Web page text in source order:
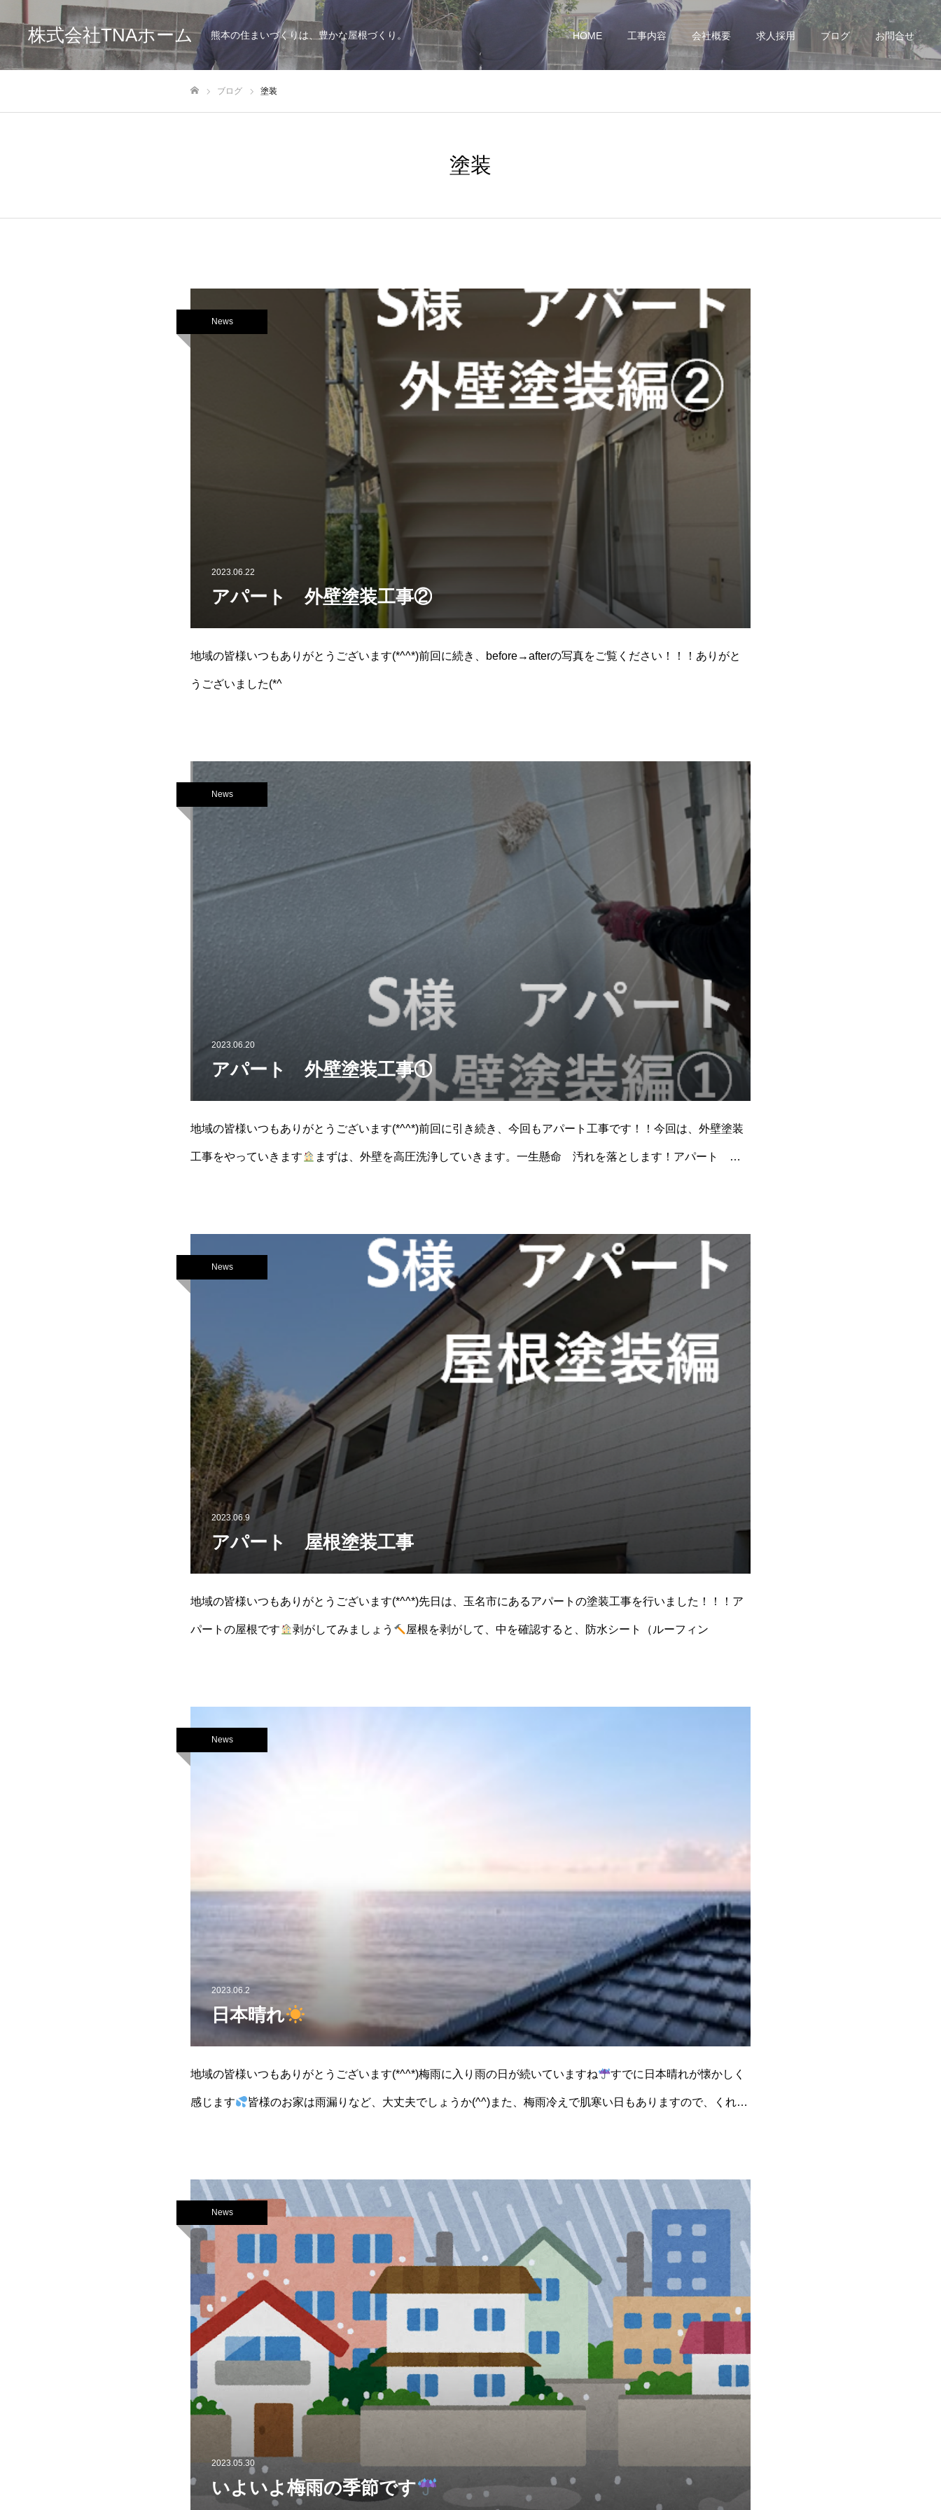
株式会社TNAホーム 熊本の住まいづくりは、豊かな屋根づくり。 HOME 工事内容 会社概要 求人採用 ブログ お問合せ
ブログ 塗装
塗装
News
2023.06.22
アパート 外壁塗装工事②
地域の皆様いつもありがとうございます(*^^*)前回に続き、before→afterの写真をご覧ください！！！ありがと
うございました(*^
News
2023.06.20
アパート 外壁塗装工事①
地域の皆様いつもありがとうございます(*^^*)前回に引き続き、今回もアパート工事です！！今回は、外壁塗装
工事をやっていきます まずは、外壁を高圧洗浄していきます。一生懸命 汚れを落とします！アパート と
News
2023.06.9
アパート 屋根塗装工事
地域の皆様いつもありがとうございます(*^^*)先日は、玉名市にあるアパートの塗装工事を行いました！！！ア
パートの屋根です 剥がしてみましょう 屋根を剥がして、中を確認すると、防水シート（ルーフィン
News
2023.06.2
日本晴れ
地域の皆様いつもありがとうございます(*^^*)梅雨に入り雨の日が続いていますね すでに日本晴れが懐かしく
感じます 皆様のお家は雨漏りなど、大丈夫でしょうか(^^)また、梅雨冷えで肌寒い日もありますので、くれぐ
News
2023.05.30
いよいよ梅雨の季節です